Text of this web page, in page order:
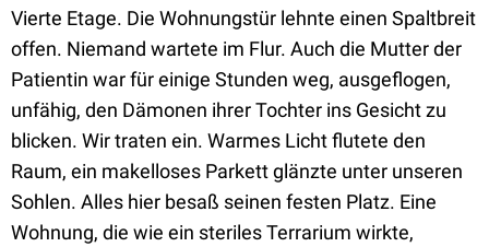
Vierte Etage. Die Wohnungstür lehnte einen Spaltbreit
offen. Niemand wartete im Flur. Auch die Mutter der
Patientin war für einige Stunden weg, ausgeflogen,
unfähig, den Dämonen ihrer Tochter ins Gesicht zu
blicken. Wir traten ein. Warmes Licht flutete den
Raum, ein makelloses Parkett glänzte unter unseren
Sohlen. Alles hier besaß seinen festen Platz. Eine
Wohnung, die wie ein steriles Terrarium wirkte,